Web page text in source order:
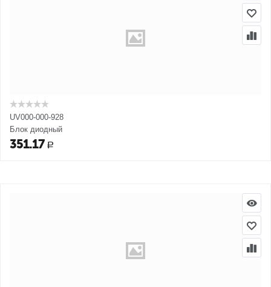
UV000-000-928
Блок диодный
351.17 Р